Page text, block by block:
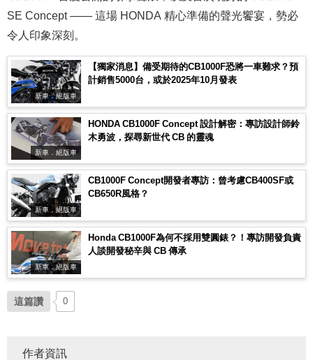
SE Concept —— 這場 HONDA 精心準備的聲光饗宴，勢必
令人印象深刻。
新車．絕版車
【獨家消息】備受期待的CB1000F恐將一車難求？預
計銷售5000台，或於2025年10月發表
新車．絕版車
HONDA CB1000F Concept 設計解密：專訪設計師鈴
木勇波，探尋新世代 CB 的靈魂
新車．絕版車
CB1000F Concept開發者專訪：曾考慮CB400SF或
CB650R風格？
新車．絕版車
Honda CB1000F為何不採用雙圓錶？！專訪開發負責
人談開發秘辛與 CB 傳承
這篇讚 0
作者資訊